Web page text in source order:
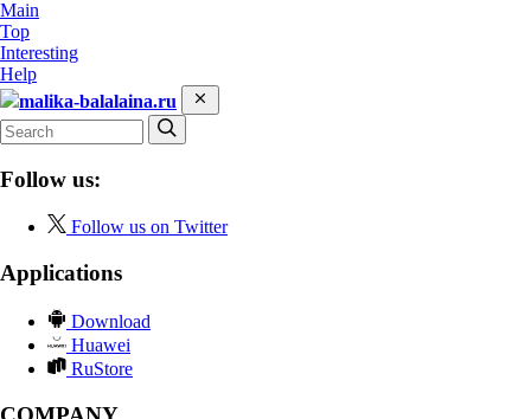
Main
Top
Interesting
Help
malika-balalaina.ru
Follow us:
Follow us on Twitter
Applications
Download
Huawei
RuStore